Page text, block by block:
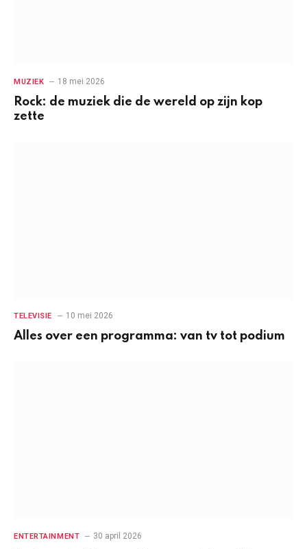
MUZIEK 18 mei 2026
Rock: de muziek die de wereld op zijn kop
zette
TELEVISIE 10 mei 2026
Alles over een programma: van tv tot podium
ENTERTAINMENT 30 april 2026